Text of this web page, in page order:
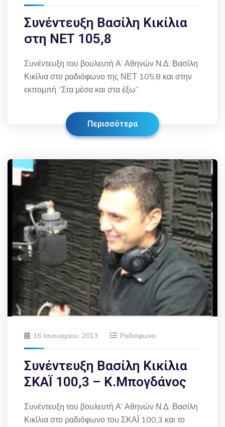
Συνέντευξη Βασίλη Κικίλια
στη ΝΕΤ 105,8
Συνέντευξη του βουλευτή Α’ Αθηνών Ν.Δ. Βασίλη
Κικίλια στο ραδιόφωνο της ΝΕΤ 105,8 και στην
εκπομπή “Στα μέσα και στα έξω”.
Περισσότερα
16 Ιανουαρίου, 2013 Ραδιόφωνο
Συνέντευξη Βασίλη Κικίλια
ΣΚΑΪ 100,3 – Κ.Μπογδάνος
Συνέντευξη του βουλευτή Α’ Αθηνών Ν.Δ. Βασίλη
Κικίλια στο ραδιόφωνο του ΣΚΑΪ 100,3 και το